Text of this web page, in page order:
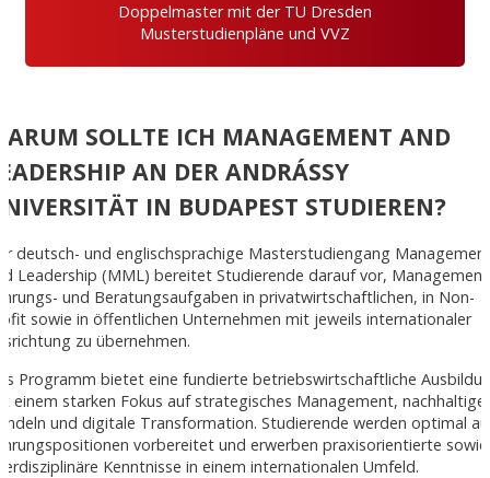
Doppelmaster mit der TU Dresden
Musterstudienpläne und VVZ
SOLLTE ICH MANAGEMENT AND
AN DER ANDRÁSSY
IN BUDAPEST STUDIEREN?
deutsch- und englischsprachige Masterstudiengang
Leadership (MML) bereitet Studierende darauf vor,
und Beratungsaufgaben in privatwirtschaftlichen, in Non-
sowie in öffentlichen Unternehmen mit jeweils internationaler
zu übernehmen.
Programm bietet eine fundierte betriebswirtschaftliche
einem starken Fokus auf strategisches Management,
und digitale Transformation. Studierende werden optimal
vorbereitet und erwerben praxisorientierte sowie
Kenntnisse in einem internationalen Umfeld.